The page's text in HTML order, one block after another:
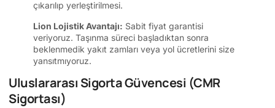
çıkarılıp yerleştirilmesi.
Lion Lojistik Avantajı: Sabit fiyat garantisi
veriyoruz. Taşınma süreci başladıktan sonra
beklenmedik yakıt zamları veya yol ücretlerini size
yansıtmıyoruz.
Uluslararası Sigorta Güvencesi (CMR
Sigortası)